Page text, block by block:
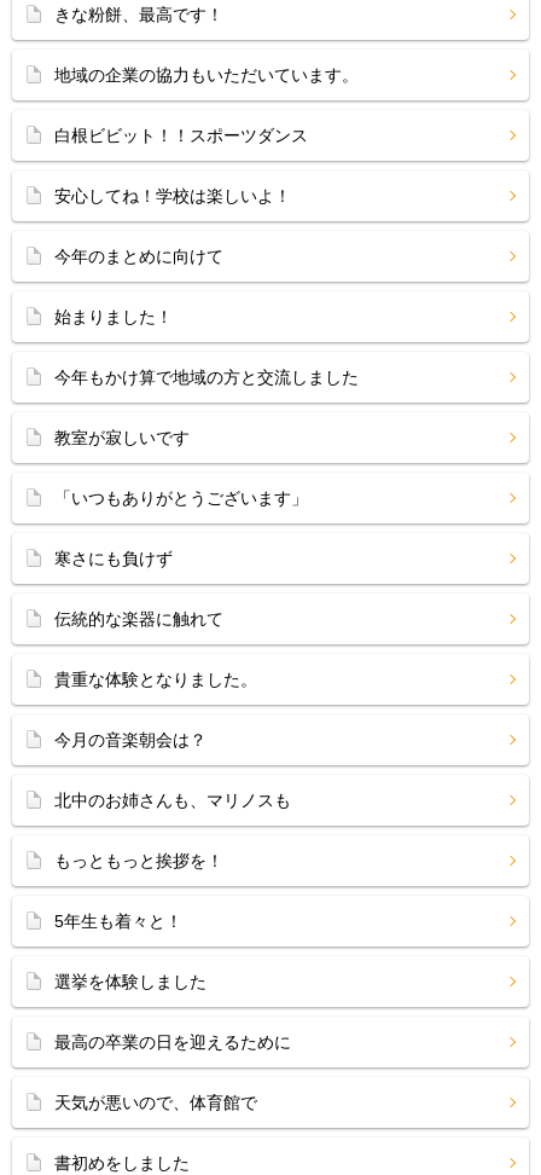
きな粉餅、最高です！
地域の企業の協力もいただいています。
白根ビビット！！スポーツダンス
安心してね！学校は楽しいよ！
今年のまとめに向けて
始まりました！
今年もかけ算で地域の方と交流しました
教室が寂しいです
「いつもありがとうございます」
寒さにも負けず
伝統的な楽器に触れて
貴重な体験となりました。
今月の音楽朝会は？
北中のお姉さんも、マリノスも
もっともっと挨拶を！
5年生も着々と！
選挙を体験しました
最高の卒業の日を迎えるために
天気が悪いので、体育館で
書初めをしました